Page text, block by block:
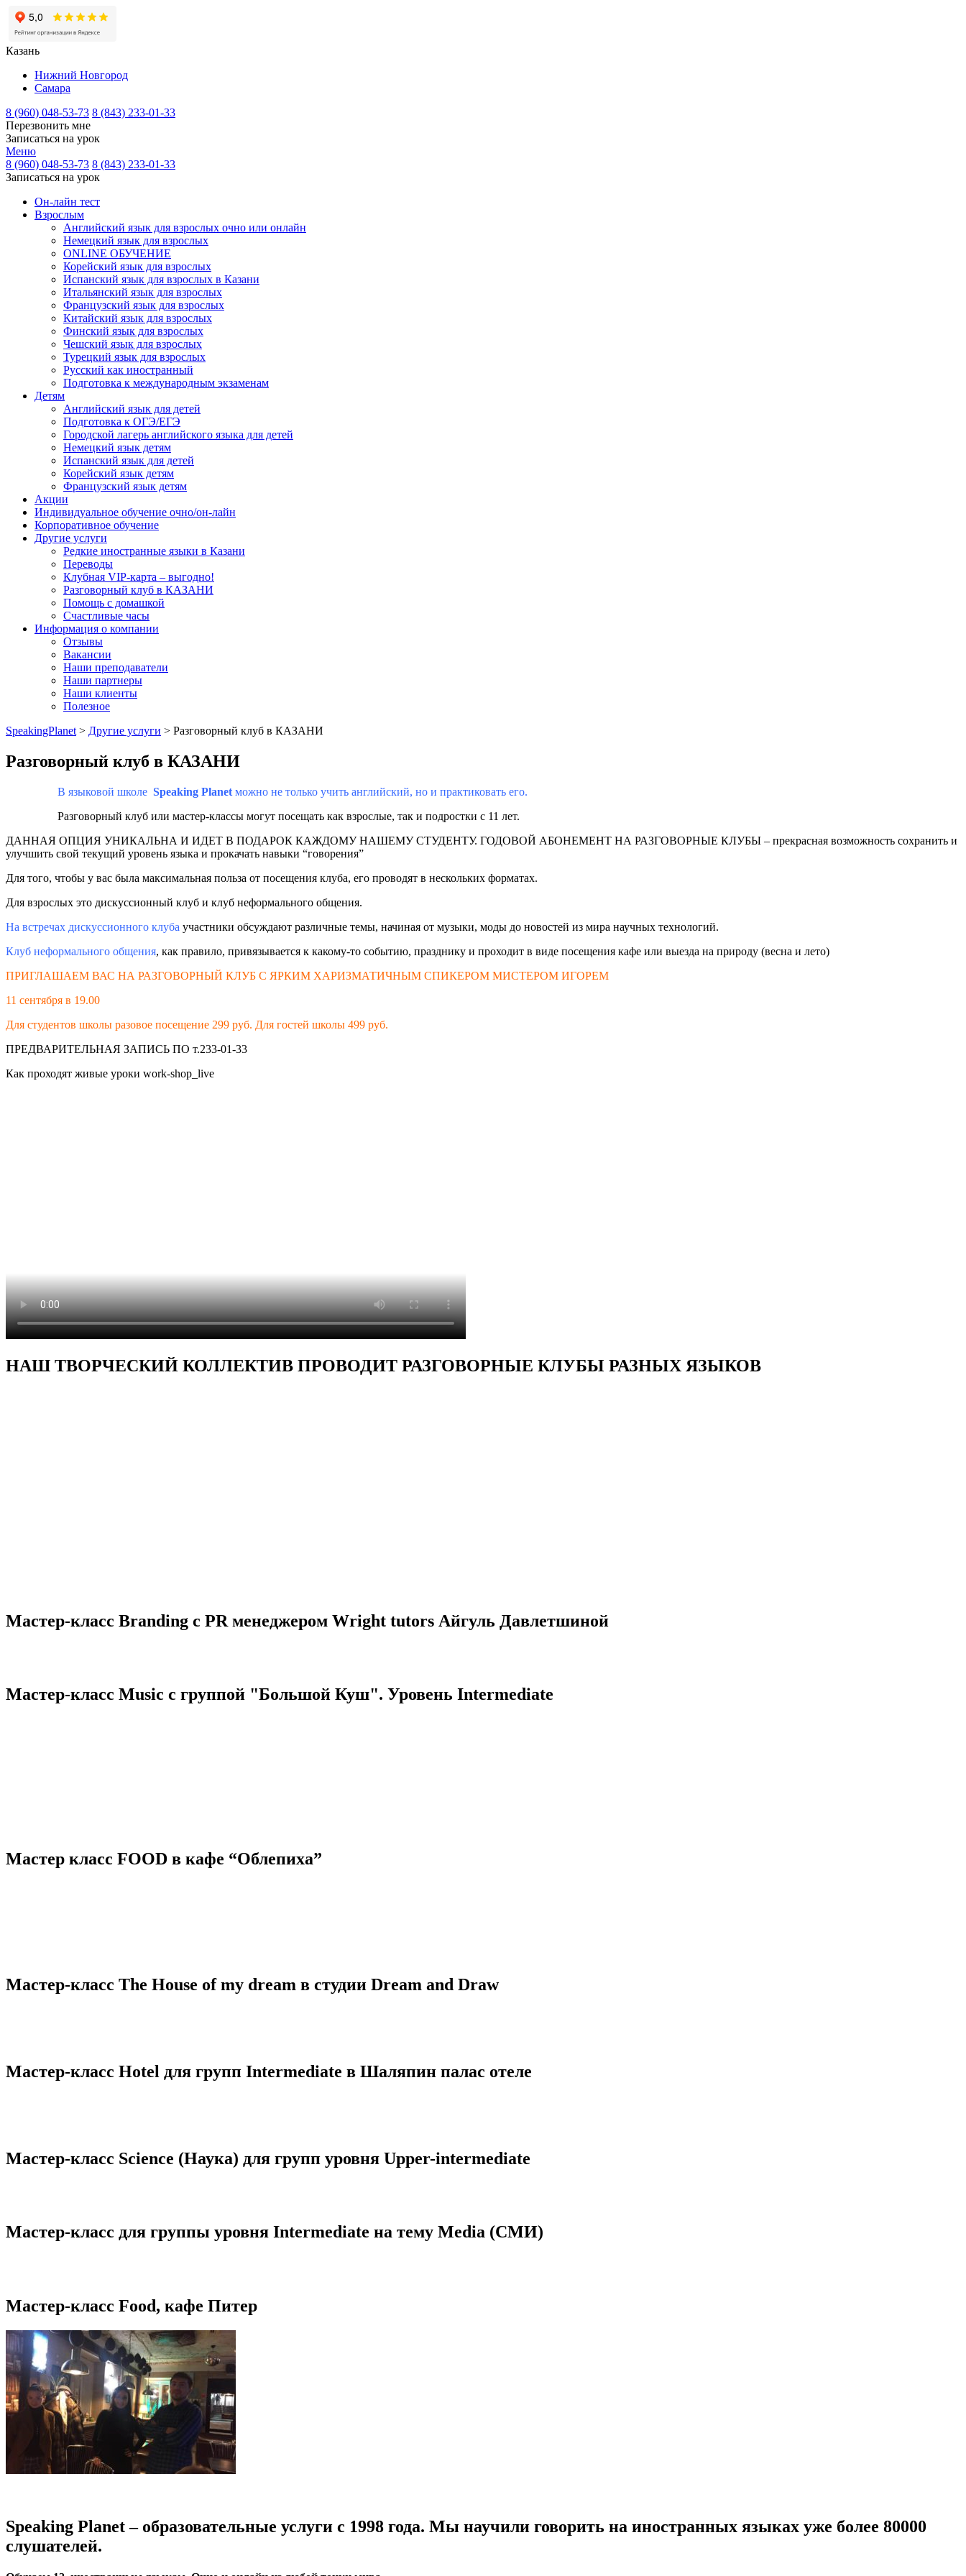
Казань
Нижний Новгород
Самара
8 (960) 048-53-73 8 (843) 233-01-33
Перезвонить мне
Записаться на урок
Меню
8 (960) 048-53-73 8 (843) 233-01-33
Записаться на урок
Он-лайн тест
Взрослым
Английский язык для взрослых очно или онлайн
Немецкий язык для взрослых
ONLINE ОБУЧЕНИЕ
Корейский язык для взрослых
Испанский язык для взрослых в Казани
Итальянский язык для взрослых
Французский язык для взрослых
Китайский язык для взрослых
Финский язык для взрослых
Чешский язык для взрослых
Турецкий язык для взрослых
Русский как иностранный
Подготовка к международным экзаменам
Детям
Английский язык для детей
Подготовка к ОГЭ/ЕГЭ
Городской лагерь английского языка для детей
Немецкий язык детям
Испанский язык для детей
Корейский язык детям
Французский язык детям
Акции
Индивидуальное обучение очно/он-лайн
Корпоративное обучение
Другие услуги
Редкие иностранные языки в Казани
Переводы
Клубная VIP-карта – выгодно!
Разговорный клуб в КАЗАНИ
Помощь с домашкой
Счастливые часы
Информация о компании
Отзывы
Вакансии
Наши преподаватели
Наши партнеры
Наши клиенты
Полезное
SpeakingPlanet > Другие услуги > Разговорный клуб в КАЗАНИ
Разговорный клуб в КАЗАНИ
В языковой школе Speaking Planet можно не только учить английский, но и практиковать его.
Разговорный клуб или мастер-классы могут посещать как взрослые, так и подростки с 11 лет.
ДАННАЯ ОПЦИЯ УНИКАЛЬНА И ИДЕТ В ПОДАРОК КАЖДОМУ НАШЕМУ СТУДЕНТУ. ГОДОВОЙ АБОНЕМЕНТ НА РАЗГОВОРНЫЕ КЛУБЫ – прекрасная возможность сохранить и
улучшить свой текущий уровень языка и прокачать навыки “говорения”
Для того, чтобы у вас была максимальная польза от посещения клуба, его проводят в нескольких форматах.
Для взрослых это дискуссионный клуб и клуб неформального общения.
На встречах дискуссионного клуба участники обсуждают различные темы, начиная от музыки, моды до новостей из мира научных технологий.
Клуб неформального общения, как правило, привязывается к какому-то событию, празднику и проходит в виде посещения кафе или выезда на природу (весна и лето)
ПРИГЛАШАЕМ ВАС НА РАЗГОВОРНЫЙ КЛУБ С ЯРКИМ ХАРИЗМАТИЧНЫМ СПИКЕРОМ МИСТЕРОМ ИГОРЕМ
11 сентября в 19.00
Для студентов школы разовое посещение 299 руб. Для гостей школы 499 руб.
ПРЕДВАРИТЕЛЬНАЯ ЗАПИСЬ ПО т.233-01-33
Как проходят живые уроки work-shop_live
НАШ ТВОРЧЕСКИЙ КОЛЛЕКТИВ ПРОВОДИТ РАЗГОВОРНЫЕ КЛУБЫ РАЗНЫХ ЯЗЫКОВ
Мастер-класс Branding с PR менеджером Wright tutors Айгуль Давлетшиной
Мастер-класс Music c группой "Большой Куш". Уровень Intermediate
Мастер класс FOOD в кафе “Облепиха”
Мастер-класс The House of my dream в студии Dream and Draw
Мастер-класс Hotel для групп Intermediate в Шаляпин палас отеле
Мастер-класс Science (Наука) для групп уровня Upper-intermediate
Мастер-класс для группы уровня Intermediate на тему Media (СМИ)
Мастер-класс Food, кафе Питер
Speaking Planet – образовательные услуги с 1998 года. Мы научили говорить на иностранных языках уже более 80000
слушателей.